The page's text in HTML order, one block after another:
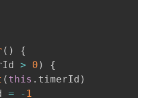
( )
{
> 0 )
{
( this . timerId )
= - 1